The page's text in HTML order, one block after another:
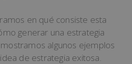
en qué consiste esta
generar una estrategia
algunos ejemplos
de estrategia exitosa.